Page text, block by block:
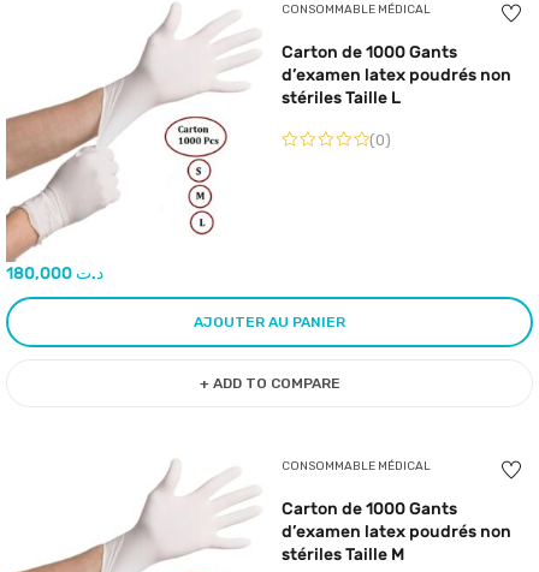
CONSOMMABLE MÉDICAL
Carton de 1000 Gants
d’examen latex poudrés non
stériles Taille L
(0)
د.ت
AJOUTER AU PANIER
+ ADD TO COMPARE
CONSOMMABLE MÉDICAL
Carton de 1000 Gants
d’examen latex poudrés non
stériles Taille M